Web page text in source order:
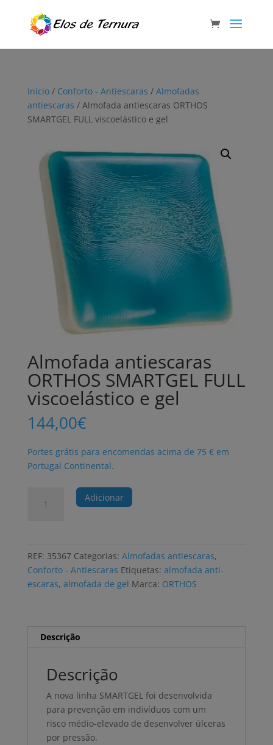
Início/ Conforto - Antiescaras / Almofadas
antiescaras / Almofada antiescaras ORTHOS
SMARTGEL FULL viscoelástico e gel
Almofada antiescaras
ORTHOS SMARTGEL FULL
viscoelástico e gel
144,00€
Portes grátis para encomendas acima de 75 € em
Portugal Continental.
SMARTGEL
Adicionar
REF: 35367 Categorias: Almofadas antiescaras,
Conforto - Antiescaras Etiquetas: almofada anti-
escaras, almofada de gel Marca: ORTHOS
Descrição
Descrição
A nova linha SMARTGEL foi desenvolvida
para prevenção em indivíduos com um
risco médio-elevado de desenvolver úlceras
por pressão.